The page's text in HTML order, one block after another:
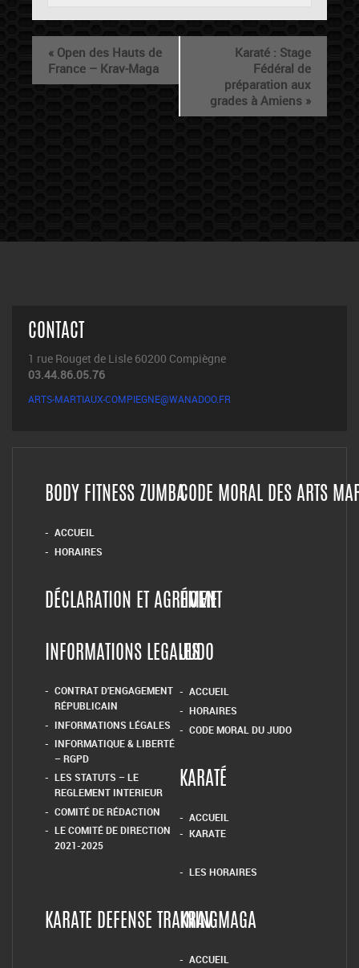
« Open des Hauts de
France – Krav-Maga
Karaté : Stage
Fédéral de
préparation aux
grades à Amiens »
CONTACT
1 rue Rouget de Lisle 60200 Compiègne
03.44.86.05.76
ARTS-MARTIAUX-COMPIEGNE@WANADOO.FR
BODY FITNESS ZUMBA
ACCUEIL
HORAIRES
CODE MORAL DES ARTS
DÉCLARATION ET AGRÉMENT
HOME
INFORMATIONS LEGALES
CONTRAT D’ENGAGEMENT
RÉPUBLICAIN
INFORMATIONS LÉGALES
INFORMATIQUE & LIBERTÉ
– RGPD
LES STATUTS – LE
REGLEMENT INTERIEUR
COMITÉ DE RÉDACTION
LE COMITÉ DE DIRECTION
2021-2025
JUDO
ACCUEIL
HORAIRES
CODE MORAL DU JUDO
KARATÉ
ACCUEIL
KARATE
LES HORAIRES
KARATE DEFENSE TRAININGKRAV MAGA
ACCUEIL